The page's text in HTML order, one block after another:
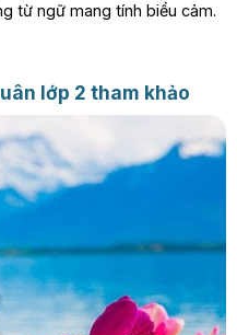
từ ngữ mang tính biểu cảm.
lớp 2 tham khảo